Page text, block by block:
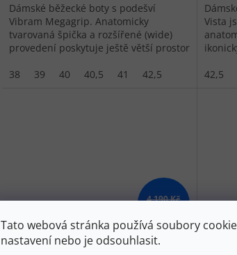
Tato webová stránka používá soubory
nastavení nebo je odsouhlasit.
Dámské běžecké boty s podešví
Vibram Megagrip. Anatomicky
tvarovaná špička a rozšířené (wide)
provedení poskytuje ještě větší prostor
38
39 40 40,5 41 42,5
Vista
42,5
4 190 Kč
LOWA Dámské volnočasové boty